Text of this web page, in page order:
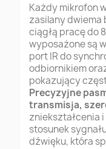
Każdy mikrofon
zasilany dwiema
ciągłą pracę do
wyposażone są
port IR do
odbiornikiem
pokazujący
Precyzyjne
transmisja,
zniekształcenia
stosunek
dźwięku, która